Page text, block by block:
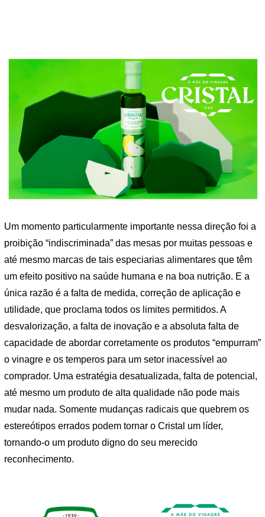
Um momento particularmente importante nessa direção foi a
proibição “indiscriminada” das mesas por muitas pessoas e
até mesmo marcas de tais especiarias alimentares que têm
um efeito positivo na saúde humana e na boa nutrição. E a
única razão é a falta de medida, correção de aplicação e
utilidade, que proclama todos os limites permitidos. A
desvalorização, a falta de inovação e a absoluta falta de
capacidade de abordar corretamente os produtos “empurram”
o vinagre e os temperos para um setor inacessível ao
comprador. Uma estratégia desatualizada, falta de potencial,
até mesmo um produto de alta qualidade não pode mais
mudar nada. Somente mudanças radicais que quebrem os
estereótipos errados podem tornar o Cristal um líder,
tornando-o um produto digno do seu merecido
reconhecimento.